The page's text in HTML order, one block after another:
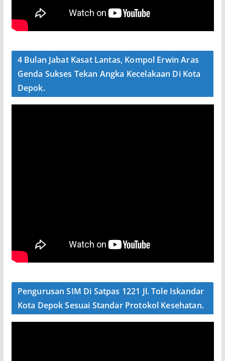
4 Bulan Jabat Kasat Lantas, Kompol Erwin Aras
Genda Sukses Tekan Angka Kecelakaan Di Kota
Depok.
Pengurusan SIM Di Satpas 1221 Jl. Tole Iskandar
Kota Depok Sesuai Standar Protokol Kesehatan.